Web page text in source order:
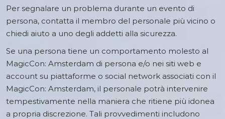
Per segnalare un problema durante un evento di
persona, contatta il membro del personale più vicino o
chiedi aiuto a uno degli addetti alla sicurezza.
Se una persona tiene un comportamento molesto al
MagicCon: Amsterdam di persona e/o nei siti web e
account su piattaforme o social network associati con il
MagicCon: Amsterdam, il personale potrà intervenire
tempestivamente nella maniera che ritiene più idonea
a propria discrezione. Tali provvedimenti includono